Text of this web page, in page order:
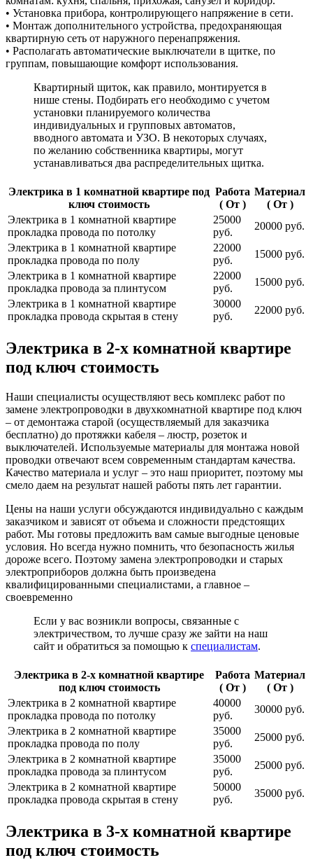
• Установка прибора, контролирующего напряжение в сети.
• Монтаж дополнительного устройства, предохраняющая
квартирную сеть от наружного перенапряжения.
• Располагать автоматические выключатели в щитке, по
группам, повышающие комфорт использования.
Квартирный щиток, как правило, монтируется в
нише стены. Подбирать его необходимо с учетом
установки планируемого количества
индивидуальных и групповых автоматов,
вводного автомата и УЗО. В некоторых случаях,
по желанию собственника квартиры, могут
устанавливаться два распределительных щитка.
Электрика в 1 комнатной квартире под
ключ стоимость
Работа
( От )
Материал
( От )
Электрика в 1 комнатной квартире
прокладка провода по потолку
25000
руб.
20000 руб.
Электрика в 1 комнатной квартире
прокладка провода по полу
22000
руб.
15000 руб.
Электрика в 1 комнатной квартире
прокладка провода за плинтусом
22000
руб.
15000 руб.
Электрика в 1 комнатной квартире
прокладка провода скрытая в стену
30000
руб.
22000 руб.
Электрика в 2-х комнатной квартире
под ключ стоимость
Наши специалисты осуществляют весь комплекс работ по
замене электропроводки в двухкомнатной квартире под ключ
– от демонтажа старой (осуществляемый для заказчика
бесплатно) до протяжки кабеля – люстр, розеток и
выключателей. Используемые материалы для монтажа новой
проводки отвечают всем современным стандартам качества.
Качество материала и услуг – это наш приоритет, поэтому мы
смело даем на результат нашей работы пять лет гарантии.
Цены на наши услуги обсуждаются индивидуально с каждым
заказчиком и зависят от объема и сложности предстоящих
работ. Мы готовы предложить вам самые выгодные ценовые
условия. Но всегда нужно помнить, что безопасность жилья
дороже всего. Поэтому замена электропроводки и старых
электроприборов должна быть произведена
квалифицированными специалистами, а главное –
своевременно
Если у вас возникли вопросы, связанные с
электричеством, то лучше сразу же зайти на наш
сайт и обратиться за помощью к специалистам.
Электрика в 2-х комнатной квартире
под ключ стоимость
Работа
( От )
Материал
( От )
Электрика в 2 комнатной квартире
прокладка провода по потолку
40000
руб.
30000 руб.
Электрика в 2 комнатной квартире
прокладка провода по полу
35000
руб.
25000 руб.
Электрика в 2 комнатной квартире
прокладка провода за плинтусом
35000
руб.
25000 руб.
Электрика в 2 комнатной квартире
прокладка провода скрытая в стену
50000
руб.
35000 руб.
Электрика в 3-х комнатной квартире
под ключ стоимость